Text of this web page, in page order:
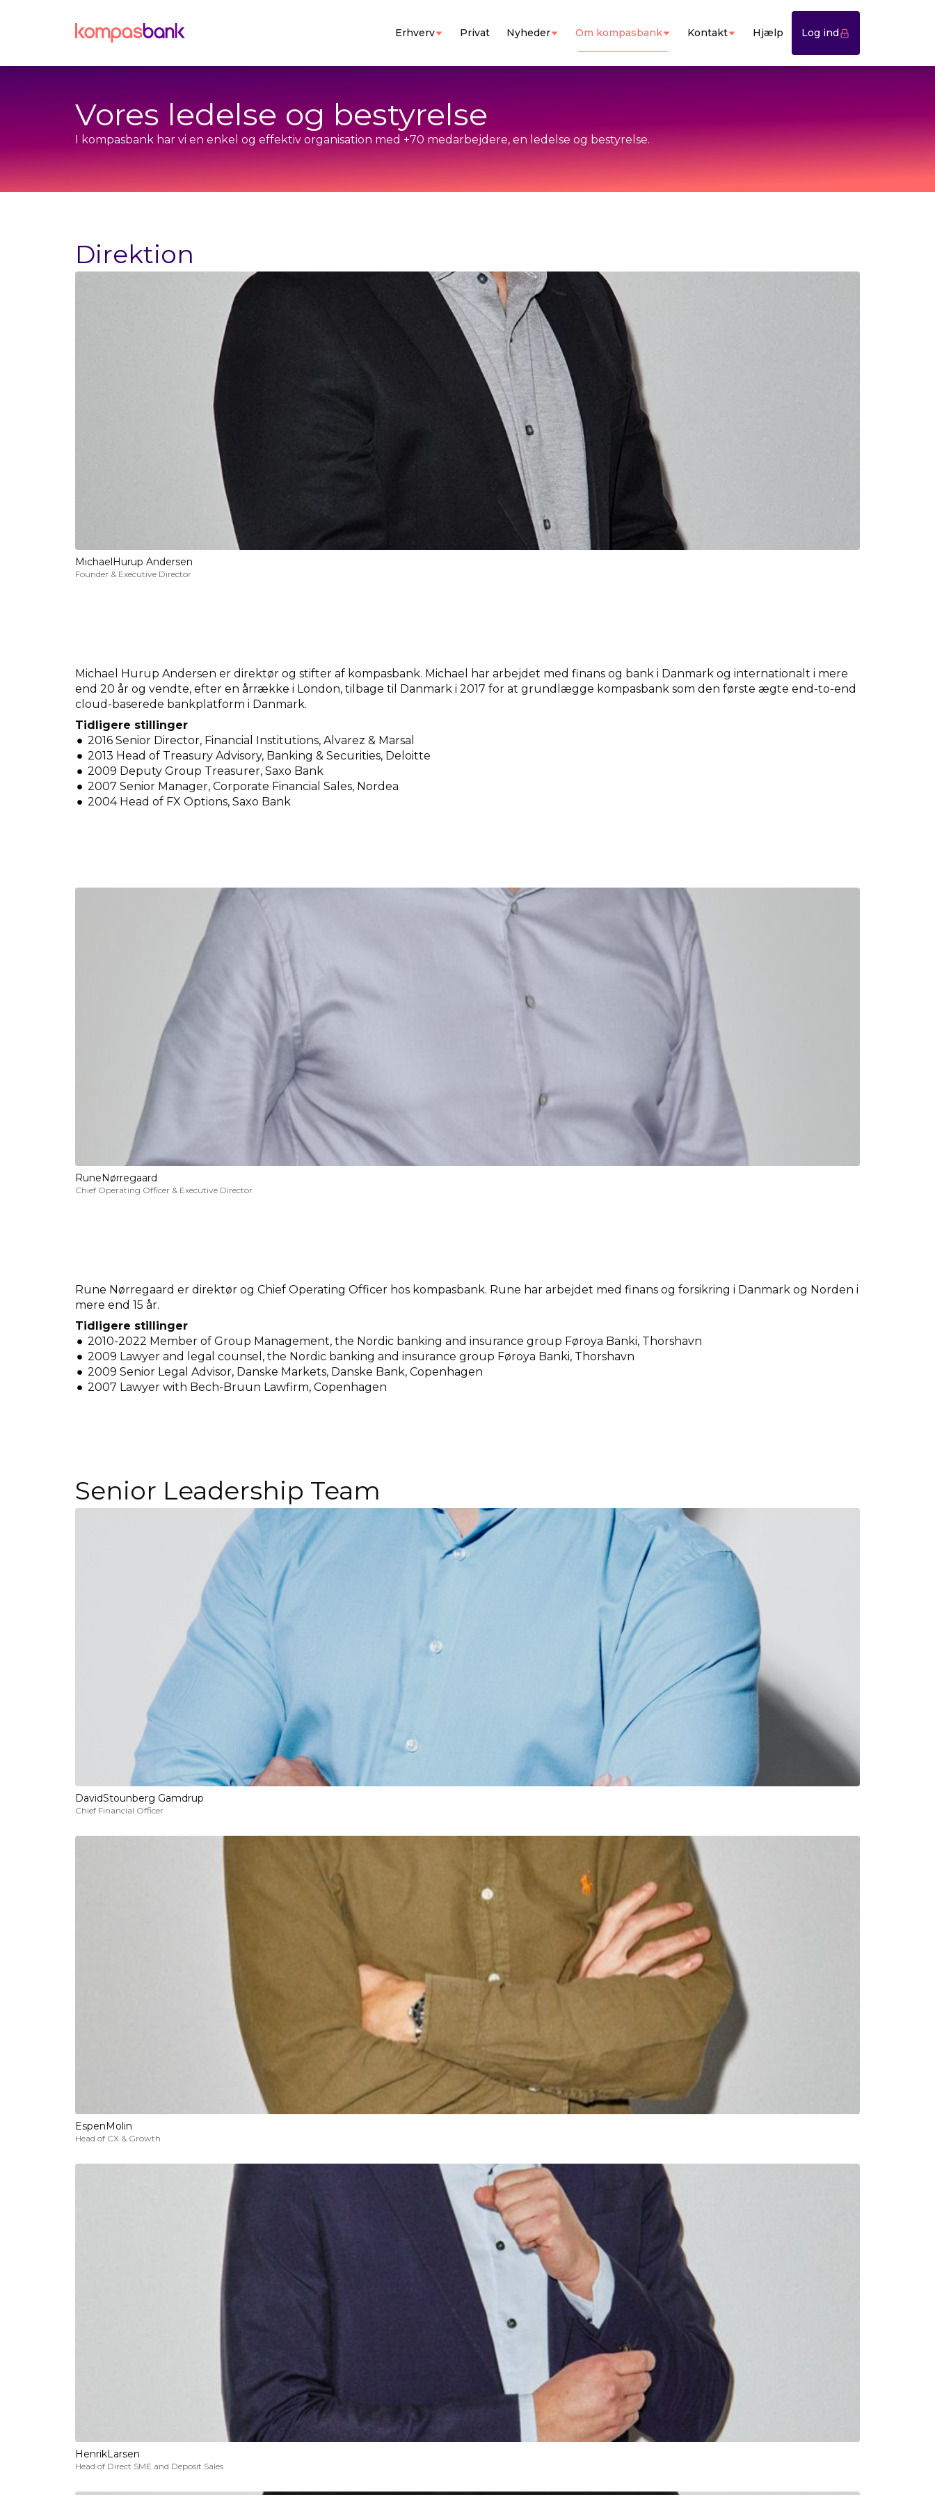
Erhverv Privat Nyheder Om kompasbank Kontakt Hjælp Log ind
Vores ledelse og bestyrelse
I kompasbank har vi en enkel og effektiv organisation med +70 medarbejdere, en ledelse og bestyrelse.
Direktion
MichaelHurup Andersen
Founder & Executive Director
Michael Hurup Andersen er direktør og stifter af kompasbank. Michael har arbejdet med finans og bank i Danmark og internationalt i mere
end 20 år og vendte, efter en årrække i London, tilbage til Danmark i 2017 for at grundlægge kompasbank som den første ægte end-to-end
cloud-baserede bankplatform i Danmark.
Tidligere stillinger
2016 Senior Director, Financial Institutions, Alvarez & Marsal
2013 Head of Treasury Advisory, Banking & Securities, Deloitte
2009 Deputy Group Treasurer, Saxo Bank
2007 Senior Manager, Corporate Financial Sales, Nordea
2004 Head of FX Options, Saxo Bank
RuneNørregaard
Chief Operating Officer & Executive Director
Rune Nørregaard er direktør og Chief Operating Officer hos kompasbank. Rune har arbejdet med finans og forsikring i Danmark og Norden i
mere end 15 år.
Tidligere stillinger
2010-2022 Member of Group Management, the Nordic banking and insurance group Føroya Banki, Thorshavn
2009 Lawyer and legal counsel, the Nordic banking and insurance group Føroya Banki, Thorshavn
2009 Senior Legal Advisor, Danske Markets, Danske Bank, Copenhagen
2007 Lawyer with Bech-Bruun Lawfirm, Copenhagen
Senior Leadership Team
DavidStounberg Gamdrup
Chief Financial Officer
EspenMolin
Head of CX & Growth
HenrikLarsen
Head of Direct SME and Deposit Sales